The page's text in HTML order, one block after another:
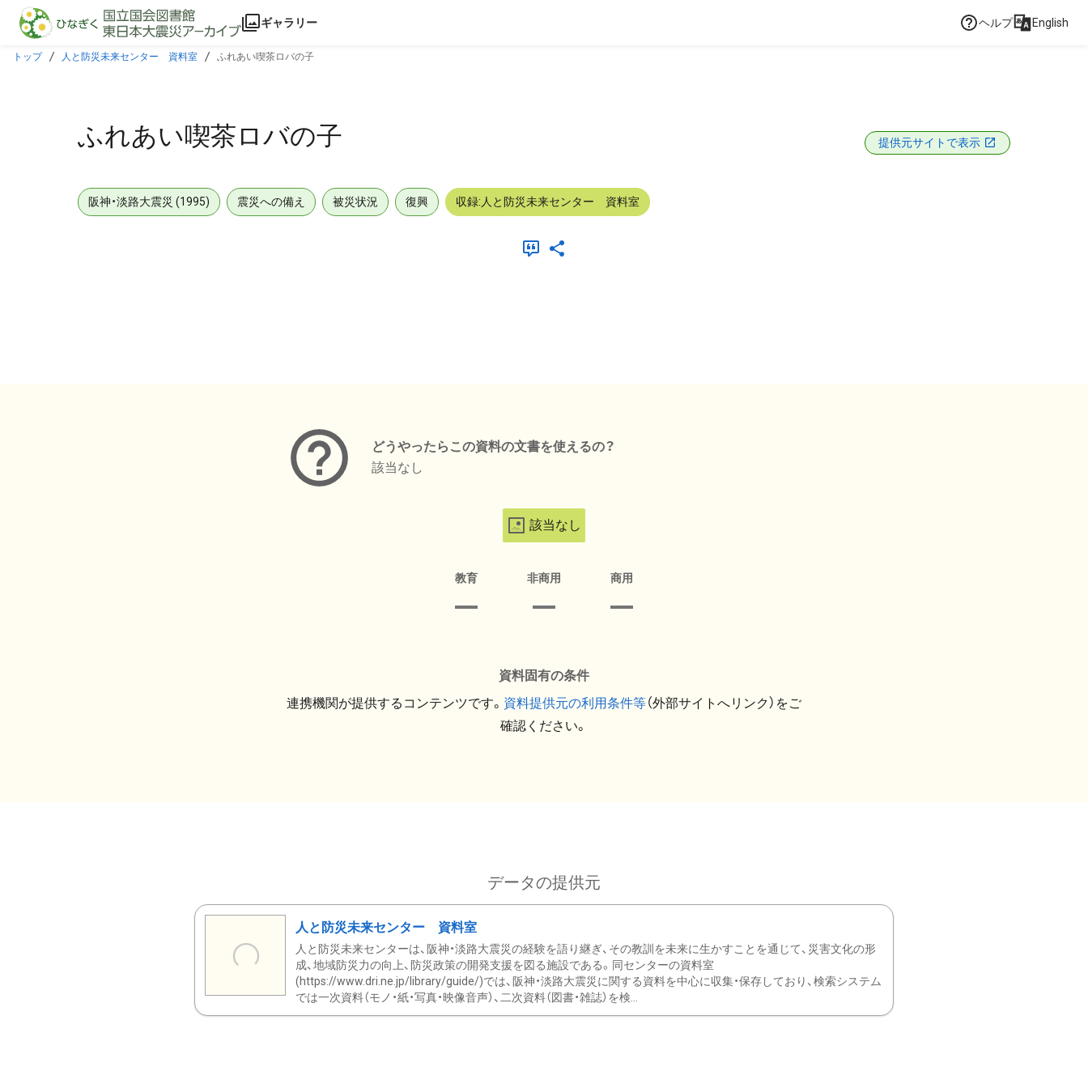
本文に飛ぶ
ギャラリー ヘルプ English
トップ 人と防災未来センター 資料室 ふれあい喫茶ロバの子
ふれあい喫茶ロバの子 提供元サイトで表示
阪神・淡路大震災 (1995) 震災への備え 被災状況 復興 収録:人と防災未来センター 資料室
どうやったらこの資料の文書を使えるの？
該当なし
該当なし
教育 非商用 商用
資料固有の条件
連携機関が提供するコンテンツです。 資料提供元の利用条件等（外部サイトへリンク）をご
確認ください。
データの提供元
人と防災未来センター 資料室
人と防災未来センターは、阪神・淡路大震災の経験を語り継ぎ、その教訓を未来に生かすことを通じて、災害文化の形
成、地域防災力の向上、防災政策の開発支援を図る施設である。同センターの資料室
(https://www.dri.ne.jp/library/guide/)では、阪神・淡路大震災に関する資料を中心に収集・保存しており、検索システム
では一次資料（モノ・紙・写真・映像音声）、二次資料（図書・雑誌）を検...